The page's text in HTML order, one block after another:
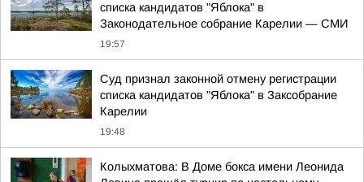
списка кандидатов "Яблока" в
Законодательное собрание Карелии — СМИ
19:57
Суд признал законной отмену регистрации
списка кандидатов "Яблока" в Заксобрание
Карелии
19:48
Колыхматова: В Доме бокса имени Леонида